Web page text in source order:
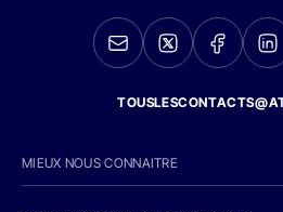
MIEUX NOUS CONNAITRE